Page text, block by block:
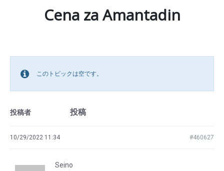
Cena za Amantadin
このトピックは空です。
投稿者 投稿
10/29/2022 11:34 #460627
Seino